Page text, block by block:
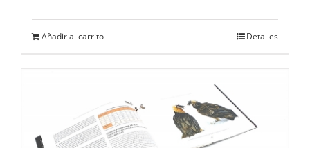
Añadir al carrito Detalles